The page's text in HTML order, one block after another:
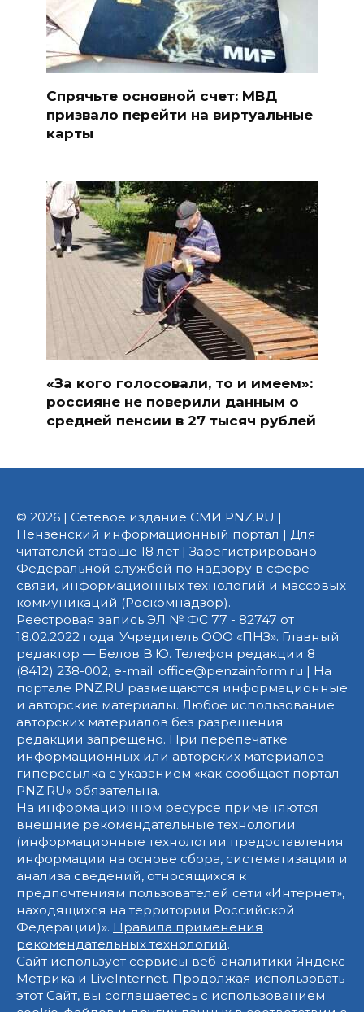
Спрячьте основной счет: МВД
призвало перейти на виртуальные
карты
«За кого голосовали, то и имеем»:
россияне не поверили данным о
средней пенсии в 27 тысяч рублей
© 2026 | Сетевое издание СМИ PNZ.RU |
Пензенский информационный портал | Для
читателей старше 18 лет | Зарегистрировано
Федеральной службой по надзору в сфере
связи, информационных технологий и массовых
коммуникаций (Роскомнадзор).
Реестровая запись ЭЛ № ФС 77 - 82747 от
18.02.2022 года. Учредитель ООО «ПНЗ». Главный
редактор — Белов В.Ю. Телефон редакции 8
(8412) 238-002, e-mail: office@penzainform.ru | На
портале PNZ.RU размещаются информационные
и авторские материалы. Любое использование
авторских материалов без разрешения
редакции запрещено. При перепечатке
информационных или авторских материалов
гиперссылка с указанием «как сообщает портал
PNZ.RU» обязательна.
На информационном ресурсе применяются
внешние рекомендательные технологии
(информационные технологии предоставления
информации на основе сбора, систематизации и
анализа сведений, относящихся к
предпочтениям пользователей сети «Интернет»,
находящихся на территории Российской
Федерации)». Правила применения
рекомендательных технологий.
Сайт использует сервисы веб-аналитики Яндекс
Метрика и LiveInternet. Продолжая использовать
этот Сайт, вы соглашаетесь с использованием